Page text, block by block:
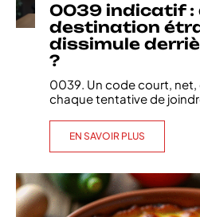
0039 indicatif :
destination
dissimule
?
0039. Un code court,
chaque tentative de
EN SAVOIR PLUS